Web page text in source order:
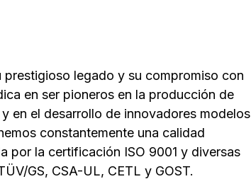
prestigioso legado y su compromiso con
en ser pioneros en la producción de
en el desarrollo de innovadores modelos
constantemente una calidad
por la certificación ISO 9001 y diversas
GS, CSA-UL, CETL y GOST.